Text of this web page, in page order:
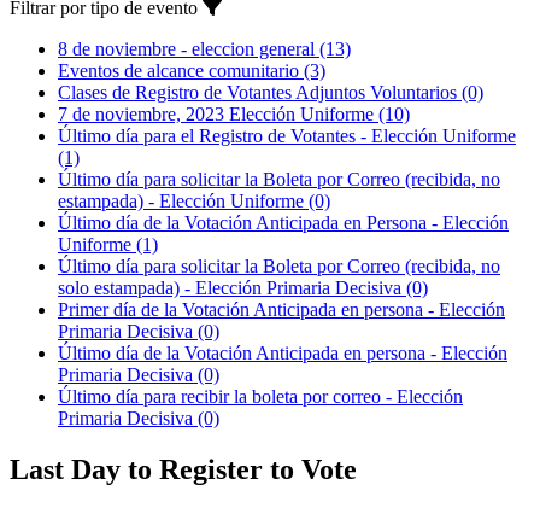
Filtrar por tipo de evento
8 de noviembre - eleccion general (13)
Eventos de alcance comunitario (3)
Clases de Registro de Votantes Adjuntos Voluntarios (0)
7 de noviembre, 2023 Elección Uniforme (10)
Último día para el Registro de Votantes - Elección Uniforme
(1)
Último día para solicitar la Boleta por Correo (recibida, no
estampada) - Elección Uniforme (0)
Último día de la Votación Anticipada en Persona - Elección
Uniforme (1)
Último día para solicitar la Boleta por Correo (recibida, no
solo estampada) - Elección Primaria Decisiva (0)
Primer día de la Votación Anticipada en persona - Elección
Primaria Decisiva (0)
Último día de la Votación Anticipada en persona - Elección
Primaria Decisiva (0)
Último día para recibir la boleta por correo - Elección
Primaria Decisiva (0)
Last Day to Register to Vote